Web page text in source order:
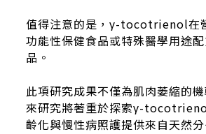
值得注意的是，γ-tocotrienol在
功能性保健食品或特殊醫學用途
品。
此項研究成果不僅為肌肉萎縮的
來研究將著重於探索γ-
齡化與慢性病照護提供來自天然